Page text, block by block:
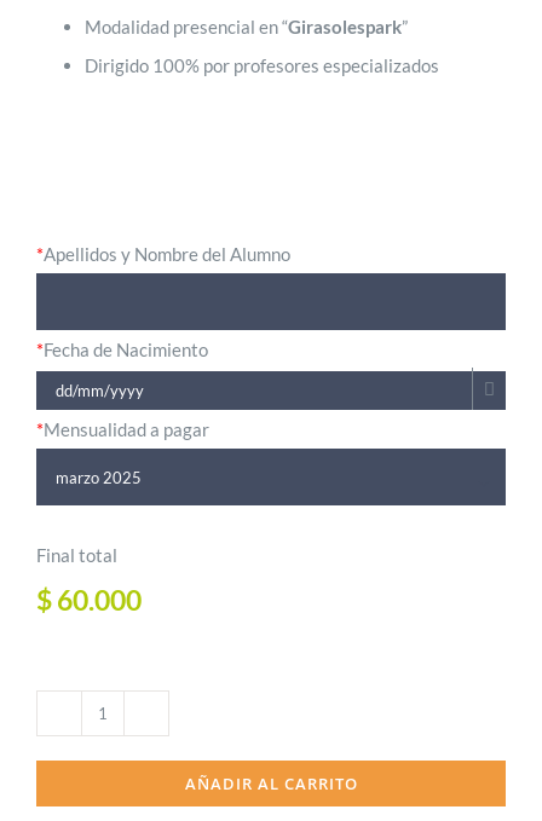
Modalidad presencial en “Girasolespark”
Dirigido 100% por profesores especializados
*Apellidos y Nombre del Alumno
*Fecha de Nacimiento
*Mensualidad a pagar
Final total
$60.000
Curso
Bases
AÑADIR AL CARRITO